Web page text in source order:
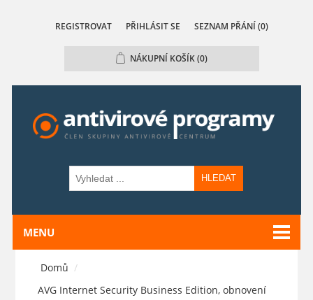
REGISTROVAT PŘIHLÁSIT SE SEZNAM PŘÁNÍ (0)
NÁKUPNÍ KOŠÍK(0)
HLEDAT
MENU
Domů /
AVG Internet Security Business Edition, obnovení